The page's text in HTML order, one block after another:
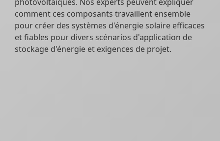
comment ces composants travaillent ensemble
pour créer des systèmes d'énergie solaire efficaces
et fiables pour divers scénarios d'application de
stockage d'énergie et exigences de projet.